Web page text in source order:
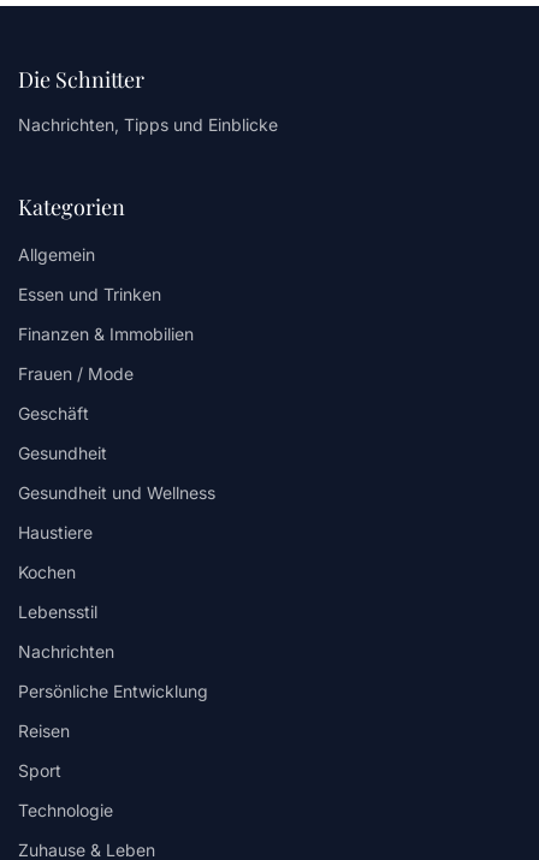
Die Schnitter
Nachrichten, Tipps und Einblicke
Kategorien
Allgemein
Essen und Trinken
Finanzen & Immobilien
Frauen / Mode
Geschäft
Gesundheit
Gesundheit und Wellness
Haustiere
Kochen
Lebensstil
Nachrichten
Persönliche Entwicklung
Reisen
Sport
Technologie
Zuhause & Leben